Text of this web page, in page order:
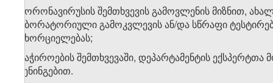
ა) კორონავირუსის შემთხვევის გამოვლენის მიზნით,
ლაბორატორიული გამოკვლევის ან/და სწრაფი
განხორციელებას;
ბ) საჭიროების შემთხვევაში, დეპარტამენტის
ტრენინგებით.